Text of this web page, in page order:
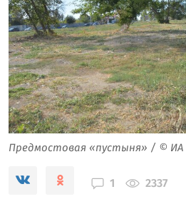
Предмостовая «пустыня» / © ИА
1 2337